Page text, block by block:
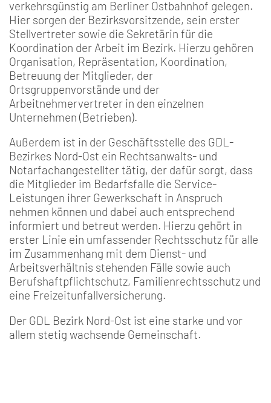
verkehrsgünstig am Berliner Ostbahnhof gelegen.
Hier sorgen der Bezirksvorsitzende, sein erster
Stellvertreter sowie die Sekretärin für die
Koordination der Arbeit im Bezirk. Hierzu gehören
Organisation, Repräsentation, Koordination,
Betreuung der Mitglieder, der
Ortsgruppenvorstände und der
Arbeitnehmervertreter in den einzelnen
Unternehmen (Betrieben).
Außerdem ist in der Geschäftsstelle des GDL-
Bezirkes Nord-Ost ein Rechtsanwalts- und
Notarfachangestellter tätig, der dafür sorgt, dass
die Mitglieder im Bedarfsfalle die Service-
Leistungen ihrer Gewerkschaft in Anspruch
nehmen können und dabei auch entsprechend
informiert und betreut werden. Hierzu gehört in
erster Linie ein umfassender Rechtsschutz für alle
im Zusammenhang mit dem Dienst- und
Arbeitsverhältnis stehenden Fälle sowie auch
Berufshaftpflichtschutz, Familienrechtsschutz und
eine Freizeitunfallversicherung.
Der GDL Bezirk Nord-Ost ist eine starke und vor
allem stetig wachsende Gemeinschaft.